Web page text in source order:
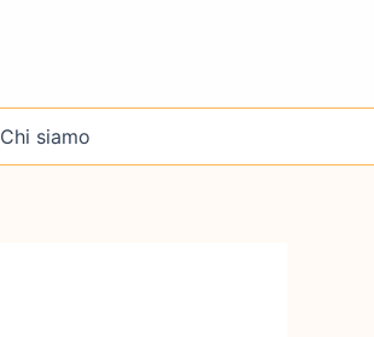
Chi siamo